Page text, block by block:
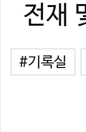
전재